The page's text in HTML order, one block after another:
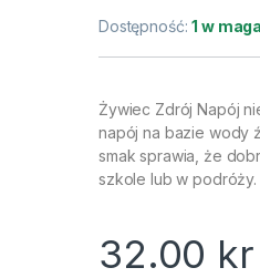
Dostępność:1 w
Żywiec Zdrój Napój
napój na bazie wody
smak sprawia, że
szkole lub w podróży.
32.00 kr